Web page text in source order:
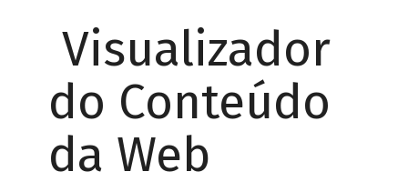
Visualizador
do Conteúdo
da Web